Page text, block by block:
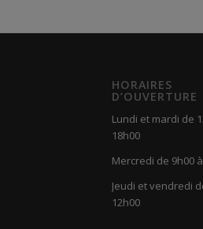
HORAIRES
D’OUVERTURE
Lundi et mardi de
18h00
Mercredi de 9h00
Jeudi et vendredi
12h00